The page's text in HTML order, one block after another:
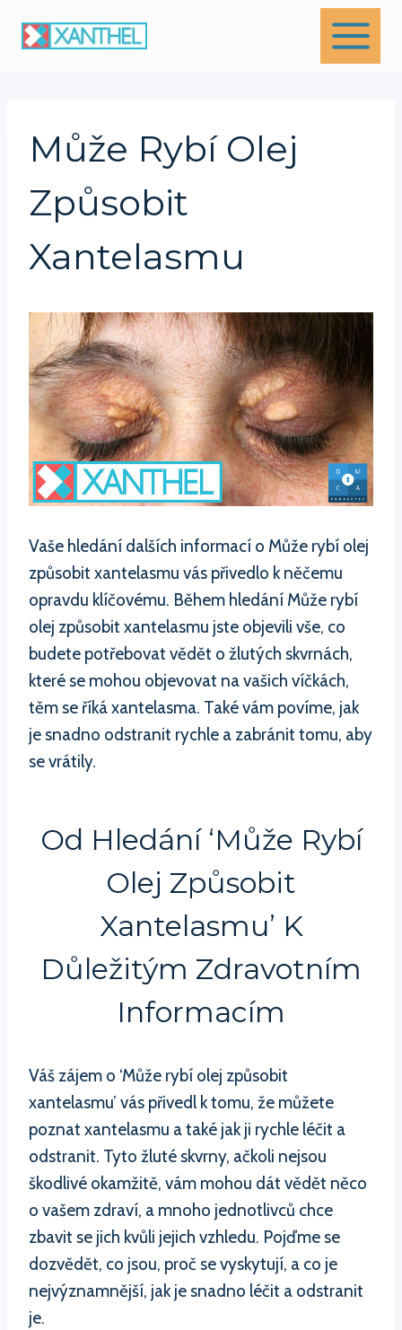
Může Rybí Olej
Způsobit
Xantelasmu
Vaše hledání dalších informací o Může rybí olej
způsobit xantelasmu vás přivedlo k něčemu
opravdu klíčovému. Během hledání Může rybí
olej způsobit xantelasmu jste objevili vše, co
budete potřebovat vědět o žlutých skvrnách,
které se mohou objevovat na vašich víčkách,
těm se říká xantelasma. Také vám povíme, jak
je snadno odstranit rychle a zabránit tomu, aby
se vrátily.
Od Hledání ‘Může Rybí
Olej Způsobit
Xantelasmu’ K
Důležitým Zdravotním
Informacím
Váš zájem o ‘Může rybí olej způsobit
xantelasmu’ vás přivedl k tomu, že můžete
poznat xantelasmu a také jak ji rychle léčit a
odstranit. Tyto žluté skvrny, ačkoli nejsou
škodlivé okamžitě, vám mohou dát vědět něco
o vašem zdraví, a mnoho jednotlivců chce
zbavit se jich kvůli jejich vzhledu. Pojďme se
dozvědět, co jsou, proč se vyskytují, a co je
nejvýznamnější, jak je snadno léčit a odstranit
je.